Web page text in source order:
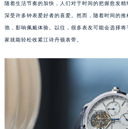
随着生活节奏的加快，人们对于时间的把握愈发精
深受许多钟表爱好者的喜爱。然而，随着时间的
弛，影响佩戴体验。以往，很多表友可能会选择
家就能轻松收紧江诗丹顿表带。